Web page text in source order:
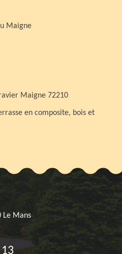
Maigne
Maigne 72210
en composite, bois et
Le Mans